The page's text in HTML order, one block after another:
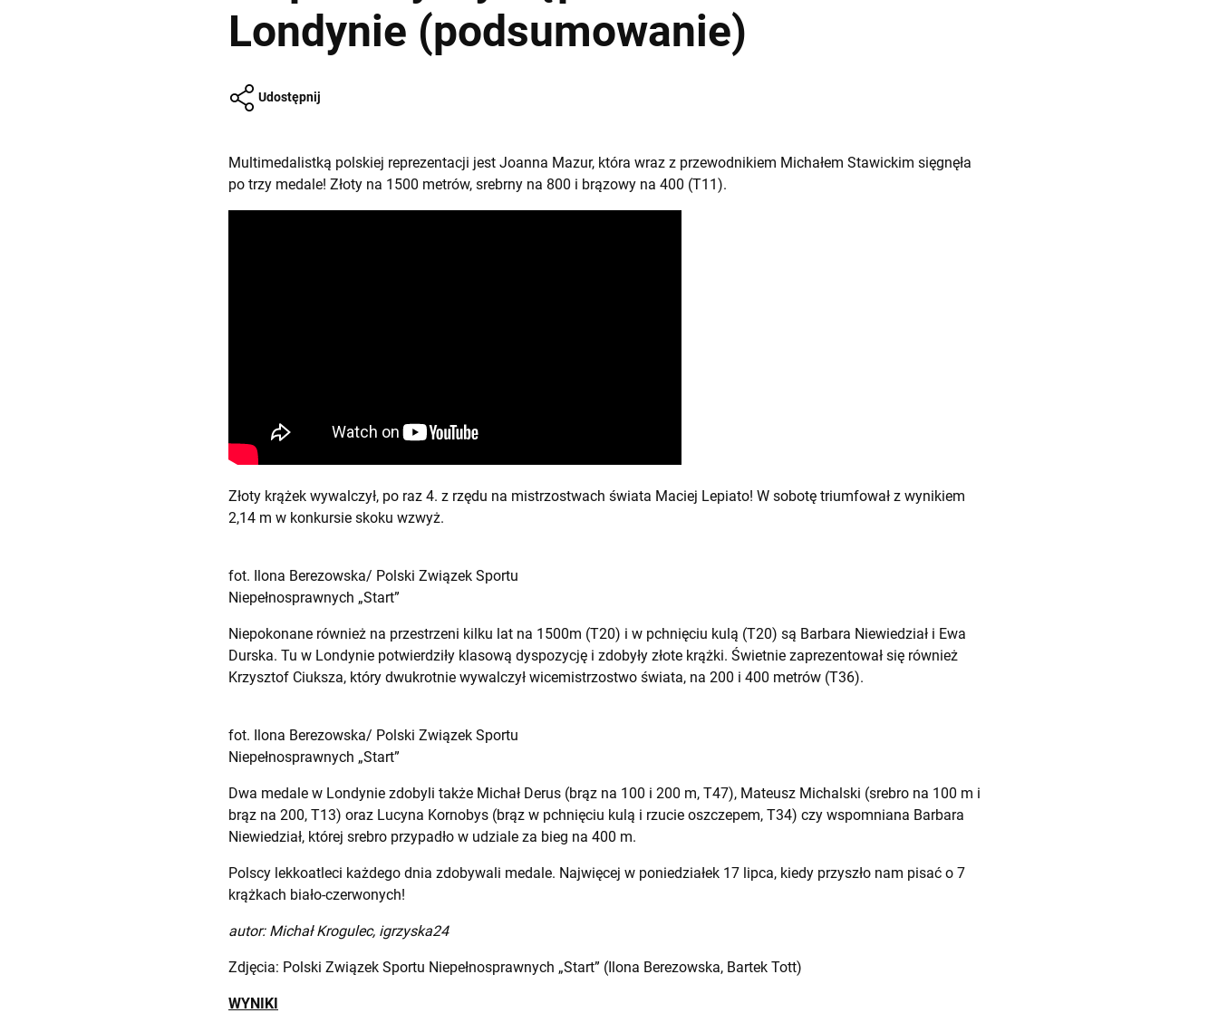
Londynie (podsumowanie)
Udostępnij
Multimedalistką polskiej reprezentacji jest Joanna Mazur, która wraz z przewodnikiem Michałem Stawickim sięgnęła
po trzy medale! Złoty na 1500 metrów, srebrny na 800 i brązowy na 400 (T11).
Złoty krążek wywalczył, po raz 4. z rzędu na mistrzostwach świata Maciej Lepiato! W sobotę triumfował z wynikiem
2,14 m w konkursie skoku wzwyż.
fot. Ilona Berezowska/ Polski Związek Sportu
Niepełnosprawnych „Start”
Niepokonane również na przestrzeni kilku lat na 1500m (T20) i w pchnięciu kulą (T20) są Barbara Niewiedział i Ewa
Durska. Tu w Londynie potwierdziły klasową dyspozycję i zdobyły złote krążki. Świetnie zaprezentował się również
Krzysztof Ciuksza, który dwukrotnie wywalczył wicemistrzostwo świata, na 200 i 400 metrów (T36).
fot. Ilona Berezowska/ Polski Związek Sportu
Niepełnosprawnych „Start”
Dwa medale w Londynie zdobyli także Michał Derus (brąz na 100 i 200 m, T47), Mateusz Michalski (srebro na 100 m i
brąz na 200, T13) oraz Lucyna Kornobys (brąz w pchnięciu kulą i rzucie oszczepem, T34) czy wspomniana Barbara
Niewiedział, której srebro przypadło w udziale za bieg na 400 m.
Polscy lekkoatleci każdego dnia zdobywali medale. Najwięcej w poniedziałek 17 lipca, kiedy przyszło nam pisać o 7
krążkach biało-czerwonych!
autor: Michał Krogulec, igrzyska24
Zdjęcia: Polski Związek Sportu Niepełnosprawnych „Start” (Ilona Berezowska, Bartek Tott)
WYNIKI